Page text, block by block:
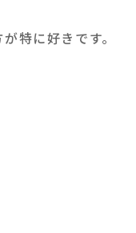
特に好きです。